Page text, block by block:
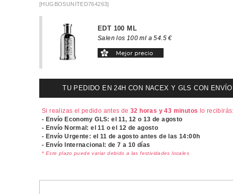
[HUGBOSUNITED764263]
EDT 100 ML
Salen los 100 ml a 54.5 €
TU PEDIDO EN 24H CON NACEX Y GLS CON
Si realizas el pedido antes de32 horas y 43 minutos lo recibirás:
- Envío Economy GLS: el11, 12 o 13 de agosto
- Envío Normal: el11 o el 12 de agosto
- Envío Urgente: el 11 de agosto antes de las 14:00h
- Envío Internacional: de 7 a 10 días
* Este plazo puede variar debido a las festividades locales